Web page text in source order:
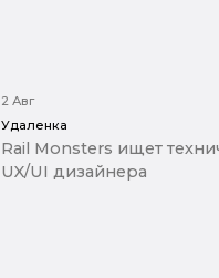
2 Авг
Удаленка
Rail Monsters ищет
UX/UI дизайнера